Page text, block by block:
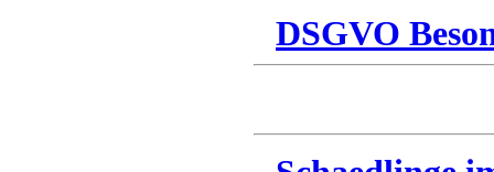
DSGVO